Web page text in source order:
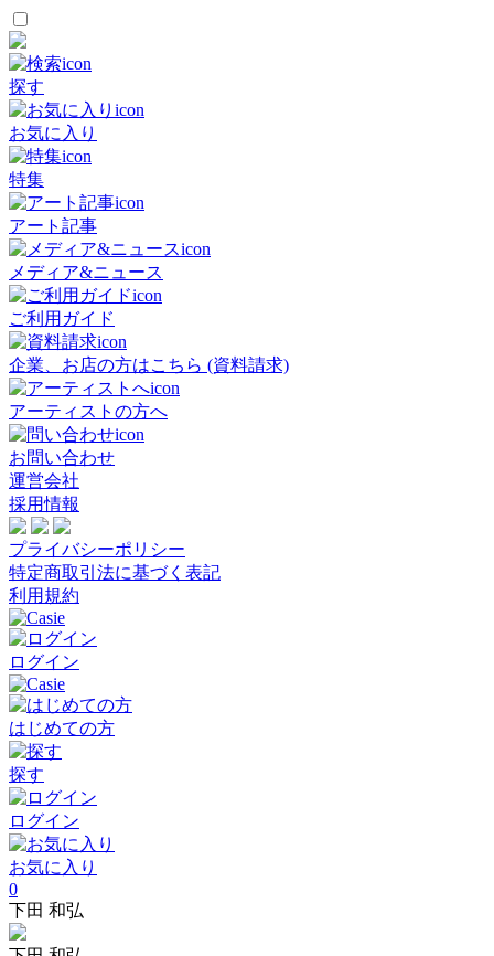
探す
お気に入り
特集
アート記事
メディア&ニュース
ご利用ガイド
企業、お店の方はこちら (資料請求)
アーティストの方へ
お問い合わせ
運営会社
採用情報
プライバシーポリシー
特定商取引法に基づく表記
利用規約
ログイン
はじめての方
探す
ログイン
お気に入り
0
下田 和弘